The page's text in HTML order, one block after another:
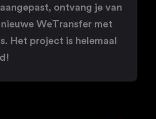
ontvang je van
nieuwe WeTransfer met
Het project is helemaal